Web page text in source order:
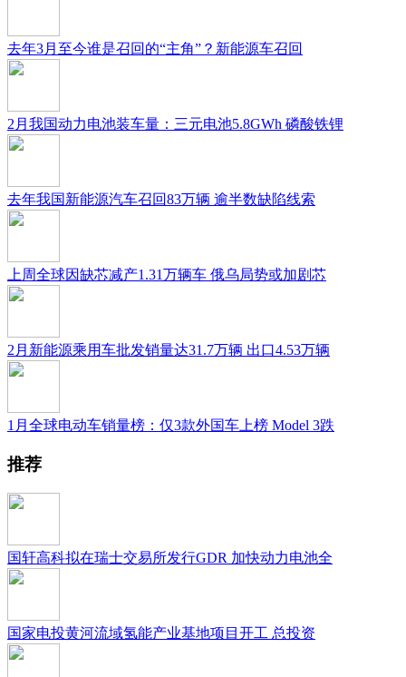
去年3月至今谁是召回的“主角”？新能源车召回
2月我国动力电池装车量：三元电池5.8GWh 磷酸铁锂
去年我国新能源汽车召回83万辆 逾半数缺陷线索
上周全球因缺芯减产1.31万辆车 俄乌局势或加剧芯
2月新能源乘用车批发销量达31.7万辆 出口4.53万辆
1月全球电动车销量榜：仅3款外国车上榜 Model 3跌
推荐
国轩高科拟在瑞士交易所发行GDR 加快动力电池全
国家电投黄河流域氢能产业基地项目开工 总投资